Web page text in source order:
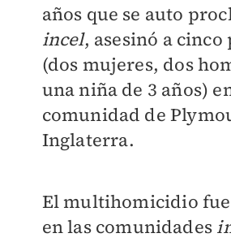
años que se auto
incel, asesinó a cinco
(dos mujeres, dos
una niña de 3 años)
comunidad de
Inglaterra.
El multihomicidio
en las comunidades